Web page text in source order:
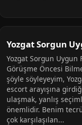
Yozgat Sorgun
Yozgat Sorgun Uygun
Görüşme Öncesi
şöyle söyleyeyim,
escort arayışına
ulaşmak, yanlış
önemlidir. Benim
çok karşılaşılan...